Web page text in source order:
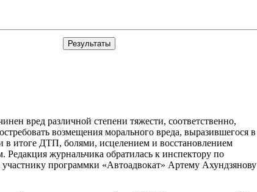
вред различной степени тяжести, соответственно,
возмещения морального вреда, выразившегося в
в итоге ДТП, болями, исцелением и восстановлением
журнальчика обратилась к инспектору по
программки «Автоадвокат» Артему Ахундзянову